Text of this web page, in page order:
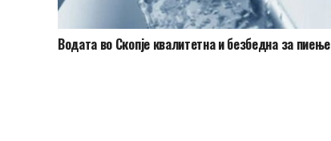
Водата во Скопје квалитетна и безбедна за пиење